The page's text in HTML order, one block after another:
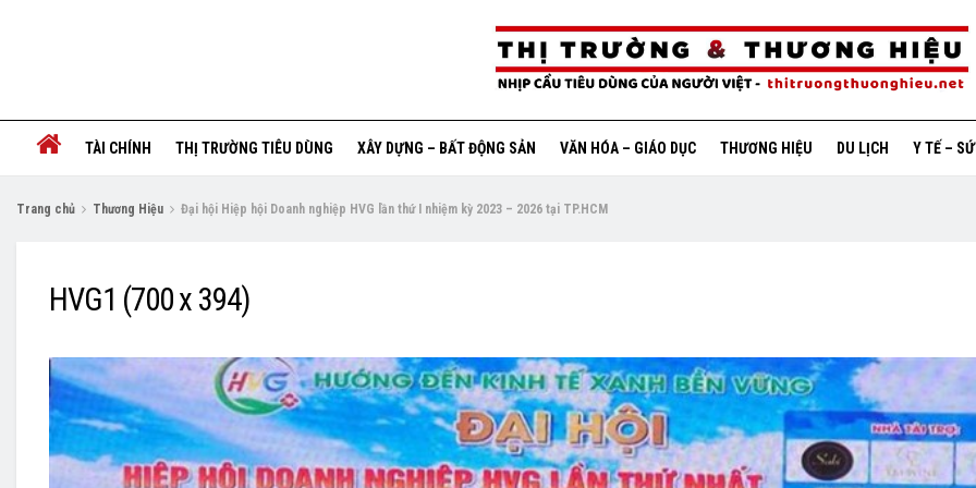
TÀI CHÍNH THỊ TRƯỜNG TIÊU DÙNG XÂY DỰNG – BẤT ĐỘNG SẢN VĂN HÓA – GIÁO DỤC THƯƠNG HIỆU DU LỊCH Y TẾ –
Trang chủ Thương Hiệu Đại hội Hiệp hội Doanh nghiệp HVG lần thứ I nhiệm kỳ 2023 – 2026 tại TP.HCM
HVG1 (700 x 394)